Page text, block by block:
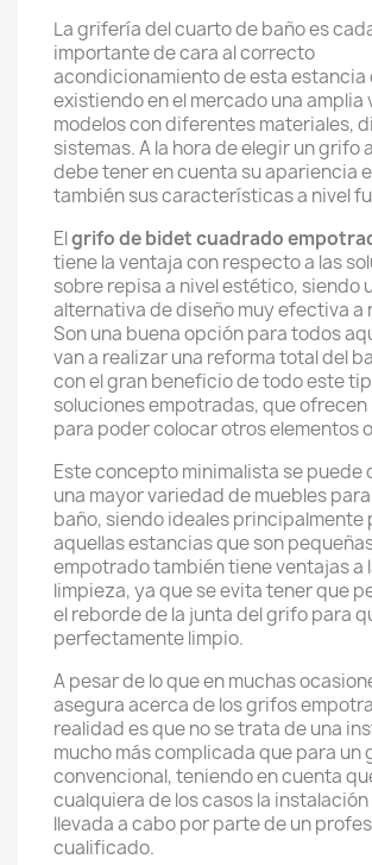
La grifería del cuarto de baño es
importante de cara al correcto
acondicionamiento de esta estancia
existiendo en el mercado una amplia
modelos con diferentes materiales,
sistemas. A la hora de elegir un grifo
debe tener en cuenta su apariencia
también sus características a nivel
Elgrifo de bidet cuadrado
tiene la ventaja con respecto a las
sobre repisa a nivel estético, siendo
alternativa de diseño muy efectiva a
Son una buena opción para todos
van a realizar una reforma total del
con el gran beneficio de todo este
soluciones empotradas, que
para poder colocar otros elementos
Este concepto minimalista se puede
una mayor variedad de muebles
baño, siendo ideales principalmente
aquellas estancias que son
empotrado también tiene ventajas a
limpieza, ya que se evita tener que
el reborde de la junta del grifo para
perfectamente limpio.
A pesar de lo que en muchas
asegura acerca de los grifos
realidad es que no se trata de una
mucho más complicada que para un
convencional, teniendo en cuenta
cualquiera de los casos la
llevada a cabo por parte de un
cualificado.